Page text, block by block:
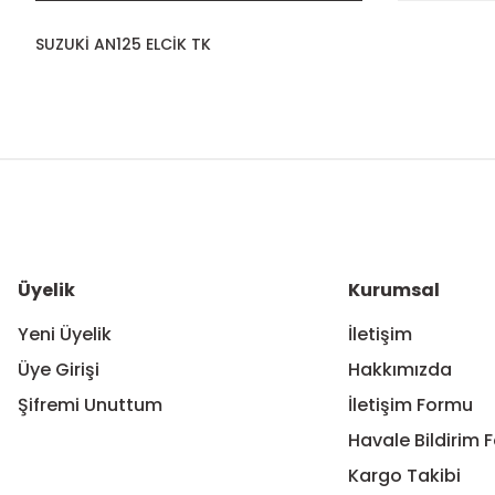
SUZUKİ AN125 ELCİK TK
Ürün bilgilerinde hatalar bulunuyor.
Üyelik
Yeni Üyelik
Üye Girişi
Şifremi Unuttum
Kurumsal
İletişim
Hakkımızda
İletişim Formu
Havale Bildirim
Kargo Takibi